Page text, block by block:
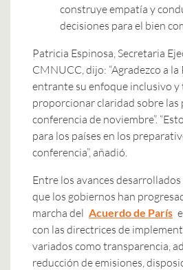
construye empatía y
decisiones para el bien
Patricia Espinosa, Secretaria
CMNUCC, dijo: “Agradezco a la
entrante su enfoque inclusivo
proporcionar claridad sobre las
conferencia de noviembre”.
para los países en los
conferencia”, añadió.
Entre los avances
que los gobiernos han
marcha del Acuerdo de París
con las directrices de
variados como transparencia,
reducción de emisiones,